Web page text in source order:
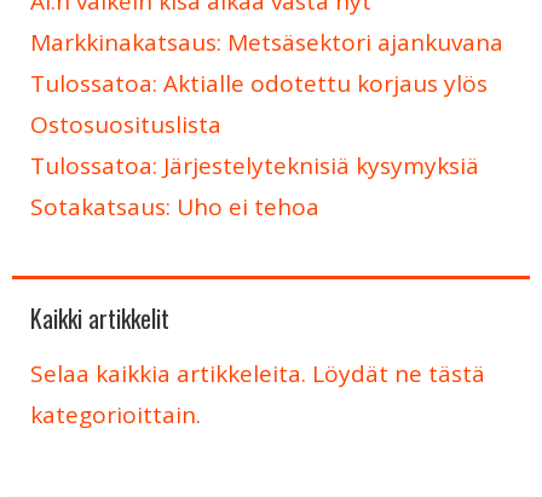
Markkinakatsaus: Metsäsektori ajankuvana
Tulossatoa: Aktialle odotettu korjaus ylös
Ostosuosituslista
Tulossatoa: Järjestelyteknisiä kysymyksiä
Sotakatsaus: Uho ei tehoa
Kaikki artikkelit
Selaa kaikkia artikkeleita. Löydät ne tästä
kategorioittain.